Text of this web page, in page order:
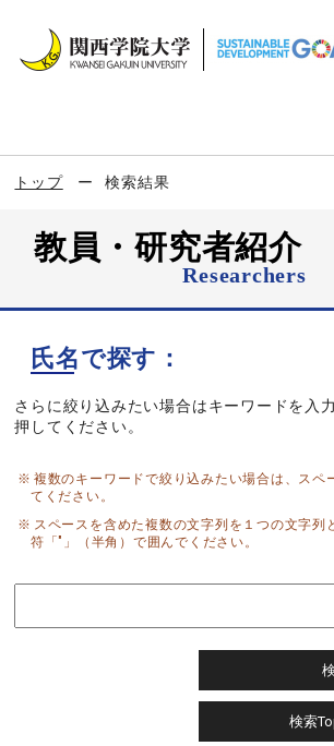
トップ 検索結果
教員・研究者紹介
Researchers
氏名で探す：
さらに絞り込みたい場合はキーワードを入
押してください。
複数のキーワードで絞り込みたい場合は、スペ
てください。
スペースを含めた複数の文字列を１つの文字列
符「"」（半角）で囲んでください。